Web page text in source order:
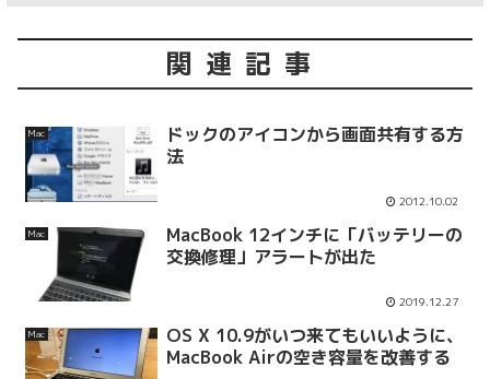
関連記事
Mac
ドックのアイコンから画面共有する方
法
2012.10.02
Mac
MacBook 12インチに「バッテリーの
交換修理」アラートが出た
2019.12.27
Mac
OS X 10.9がいつ来てもいいように、
MacBook Airの空き容量を改善する